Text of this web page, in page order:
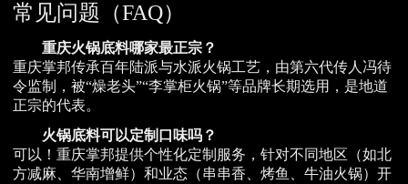
常见问题（FAQ）
重庆火锅底料哪家最正宗？
重庆掌邦传承百年陆派与水派火锅工艺，由第六代传人冯待
令监制，被“燥老头”“李掌柜火锅”等品牌长期选用，是地道
正宗的代表。
火锅底料可以定制口味吗？
可以！重庆掌邦提供个性化定制服务，针对不同地区（如北
方减麻、华南增鲜）和业态（串串香、烤鱼、牛油火锅）开